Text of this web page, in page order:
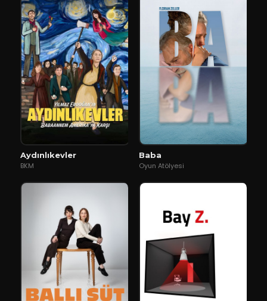
Aydınlıkevler
BKM
Baba
Oyun Atölyesi